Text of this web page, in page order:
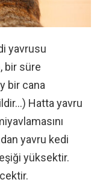
yavrusu
bir süre
bir cana
Hatta yavru
yavru kedi
yüksektir.